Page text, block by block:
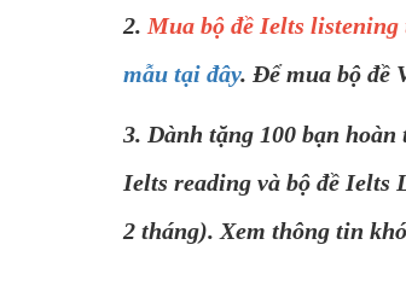
2. Mua bộ đề Ielts
mẫu tại đây. Để mua bộ đề
3. Dành tặng 100 bạn
Ielts reading và bộ đề
2 tháng). Xem thông tin